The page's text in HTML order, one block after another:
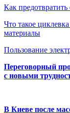
Как
Что такое
материалы
Пользование
Переговорный
с новыми
В Киеве после